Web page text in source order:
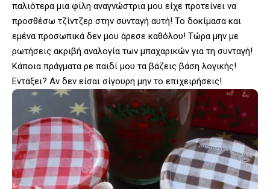
παλιότερα μια φίλη αναγνώστρια μου είχε προτείνει να
προσθέσω τζίντζερ στην συνταγή αυτή! Το δοκίμασα και
εμένα προσωπικά δεν μου άρεσε καθόλου! Τώρα μην με
ρωτήσεις ακριβή αναλογία των μπαχαρικών για τη συνταγή!
Κάποια πράγματα ρε παιδί μου τα βάζεις βάση λογικής!
Εντάξει? Αν δεν είσαι σίγουρη μην το επιχειρήσεις!